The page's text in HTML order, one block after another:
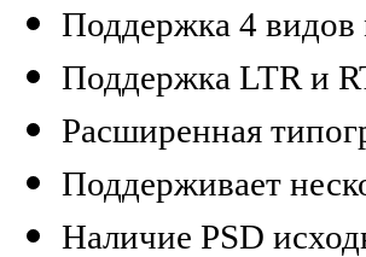
Поддержка 4
Поддержка LTR и
Расширенная
Поддерживает
Наличие PSD